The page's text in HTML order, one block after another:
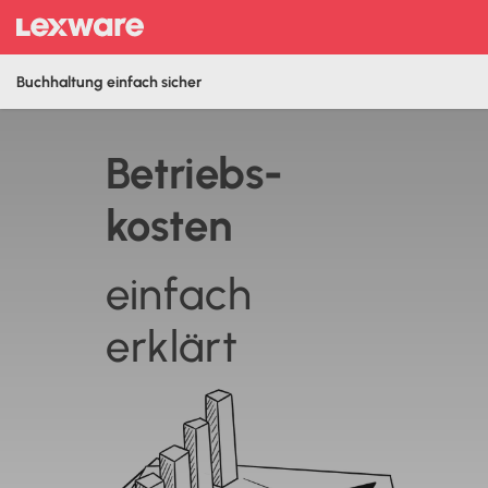
Buchhaltung einfach sicher
Betriebs­
kosten
einfach
erklärt